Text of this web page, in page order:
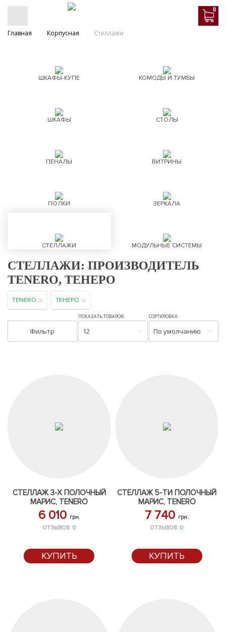
0
Главная Корпусная Стеллажи
ШКАФЫ-КУПЕ КОМОДЫ И ТУМБЫ
ШКАФЫ СТОЛЫ
ПЕНАЛЫ ВИТРИНЫ
ПОЛКИ ЗЕРКАЛА
СТЕЛЛАЖИ МОДУЛЬНЫЕ СИСТЕМЫ
СТЕЛЛАЖИ: ПРОИЗВОДИТЕЛЬ
TENERO, ТЕНЕРО
TENERO ТЕНЕРО
Фильтр
ПОКАЗАТЬ ТОВАРОВ:
12
СОРТИРОВКА:
По умолчанию
СТЕЛЛАЖ 3-Х ПОЛОЧНЫЙ
МАРИС, TENERO
6 010 грн.
ОТЗЫВОВ: 0
КУПИТЬ
СТЕЛЛАЖ 5-ТИ ПОЛОЧНЫЙ
МАРИС, TENERO
7 740 грн.
ОТЗЫВОВ:0
КУПИТЬ